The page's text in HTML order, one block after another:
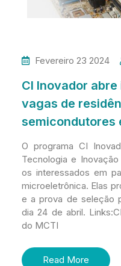
Fevereiro 23 2024
CI Inovador
vagas de
semicondutores
O programa CI
Tecnologia e
os interessados em
microeletrônica. Elas
e a prova de seleção
dia 24 de abril.
do MCTI
Read More